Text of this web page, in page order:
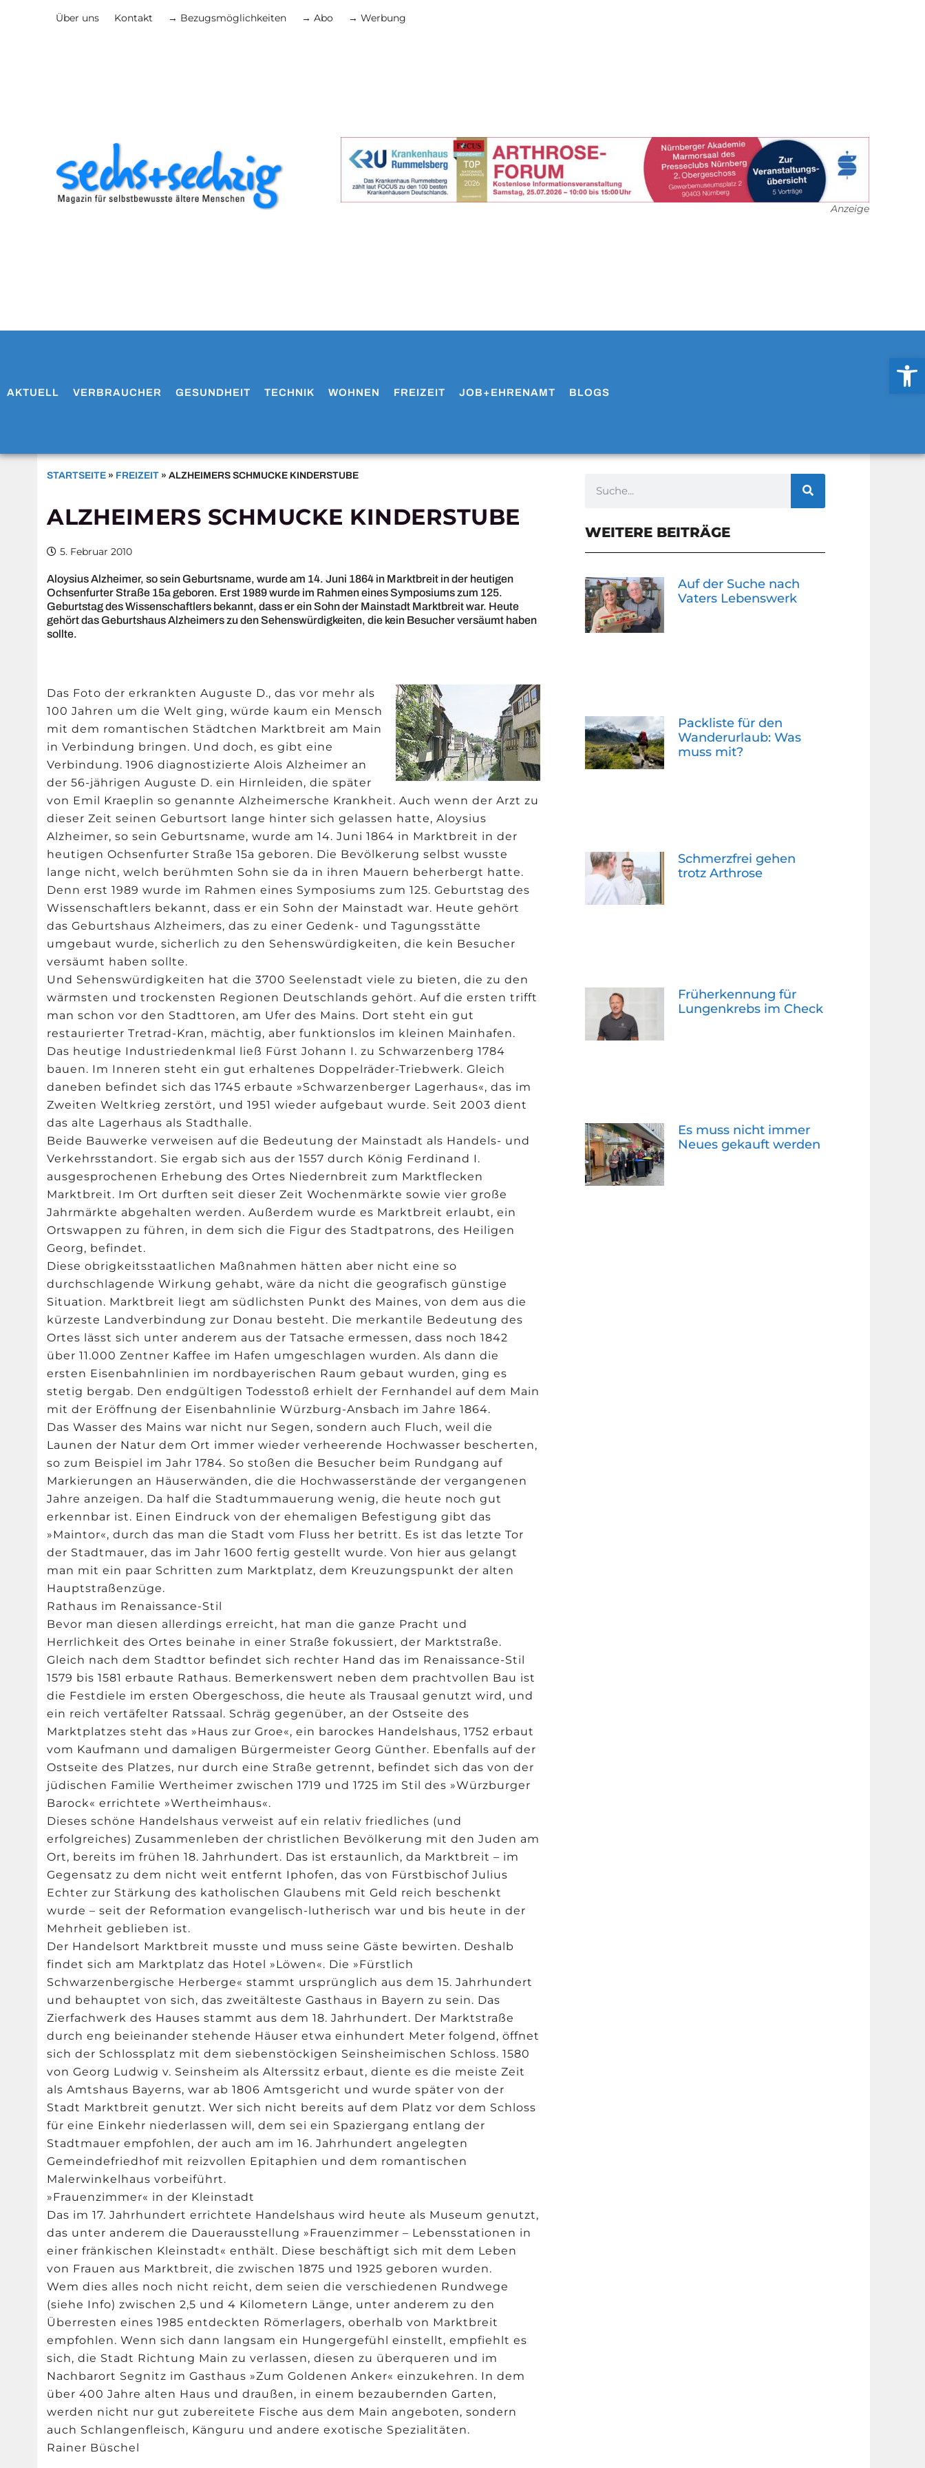
Über uns Kontakt → Bezugsmöglichkeiten → Abo → Werbung
Anzeige
AKTUELL VERBRAUCHER GESUNDHEIT TECHNIK WOHNEN FREIZEIT JOB+EHRENAMT BLOGS
STARTSEITE » FREIZEIT »ALZHEIMERS SCHMUCKE KINDERSTUBE
ALZHEIMERS SCHMUCKE KINDERSTUBE
5. Februar 2010
Aloysius Alzheimer, so sein Geburtsname, wurde am 14. Juni 1864 in Marktbreit in der heutigen
Ochsenfurter Straße 15a geboren. Erst 1989 wurde im Rahmen eines Symposiums zum 125.
Geburtstag des Wissenschaftlers bekannt, dass er ein Sohn der Mainstadt Marktbreit war. Heute
gehört das Geburtshaus Alzheimers zu den Sehenswürdigkeiten, die kein Besucher versäumt haben
sollte.
Das Foto der erkrankten Auguste D., das vor mehr als
100 Jahren um die Welt ging, würde kaum ein Mensch
mit dem romantischen Städtchen Marktbreit am Main
in Verbindung bringen. Und doch, es gibt eine
Verbindung. 1906 diagnostizierte Alois Alzheimer an
der 56-jährigen Auguste D. ein Hirnleiden, die später
von Emil Kraeplin so genannte Alzheimersche Krankheit. Auch wenn der Arzt zu
dieser Zeit seinen Geburtsort lange hinter sich gelassen hatte, Aloysius
Alzheimer, so sein Geburtsname, wurde am 14. Juni 1864 in Marktbreit in der
heutigen Ochsenfurter Straße 15a geboren. Die Bevölkerung selbst wusste
lange nicht, welch berühmten Sohn sie da in ihren Mauern beherbergt hatte.
Denn erst 1989 wurde im Rahmen eines Symposiums zum 125. Geburtstag des
Wissenschaftlers bekannt, dass er ein Sohn der Mainstadt war. Heute gehört
das Geburtshaus Alzheimers, das zu einer Gedenk- und Tagungsstätte
umgebaut wurde, sicherlich zu den Sehenswürdigkeiten, die kein Besucher
versäumt haben sollte.
Und Sehenswürdigkeiten hat die 3700 Seelenstadt viele zu bieten, die zu den
wärmsten und trockensten Regionen Deutschlands gehört. Auf die ersten trifft
man schon vor den Stadttoren, am Ufer des Mains. Dort steht ein gut
restaurierter Tretrad-Kran, mächtig, aber funktionslos im kleinen Mainhafen.
Das heutige Industriedenkmal ließ Fürst Johann I. zu Schwarzenberg 1784
bauen. Im Inneren steht ein gut erhaltenes Doppelräder-Triebwerk. Gleich
daneben befindet sich das 1745 erbaute »Schwarzenberger Lagerhaus«, das im
Zweiten Weltkrieg zerstört, und 1951 wieder aufgebaut wurde. Seit 2003 dient
das alte Lagerhaus als Stadthalle.
Beide Bauwerke verweisen auf die Bedeutung der Mainstadt als Handels- und
Verkehrsstandort. Sie ergab sich aus der 1557 durch König Ferdinand I.
ausgesprochenen Erhebung des Ortes Niedernbreit zum Marktflecken
Marktbreit. Im Ort durften seit dieser Zeit Wochenmärkte sowie vier große
Jahrmärkte abgehalten werden. Außerdem wurde es Marktbreit erlaubt, ein
Ortswappen zu führen, in dem sich die Figur des Stadtpatrons, des Heiligen
Georg, befindet.
Diese obrigkeitsstaatlichen Maßnahmen hätten aber nicht eine so
durchschlagende Wirkung gehabt, wäre da nicht die geografisch günstige
Situation. Marktbreit liegt am südlichsten Punkt des Maines, von dem aus die
kürzeste Landverbindung zur Donau besteht. Die merkantile Bedeutung des
Ortes lässt sich unter anderem aus der Tatsache ermessen, dass noch 1842
über 11.000 Zentner Kaffee im Hafen umgeschlagen wurden. Als dann die
ersten Eisenbahnlinien im nordbayerischen Raum gebaut wurden, ging es
stetig bergab. Den endgültigen Todesstoß erhielt der Fernhandel auf dem Main
mit der Eröffnung der Eisenbahnlinie Würzburg-Ansbach im Jahre 1864.
Das Wasser des Mains war nicht nur Segen, sondern auch Fluch, weil die
Launen der Natur dem Ort immer wieder verheerende Hochwasser bescherten,
so zum Beispiel im Jahr 1784. So stoßen die Besucher beim Rundgang auf
Markierungen an Häuserwänden, die die Hochwasserstände der vergangenen
Jahre anzeigen. Da half die Stadtummauerung wenig, die heute noch gut
erkennbar ist. Einen Eindruck von der ehemaligen Befestigung gibt das
»Maintor«, durch das man die Stadt vom Fluss her betritt. Es ist das letzte Tor
der Stadtmauer, das im Jahr 1600 fertig gestellt wurde. Von hier aus gelangt
man mit ein paar Schritten zum Marktplatz, dem Kreuzungspunkt der alten
Hauptstraßenzüge.
Rathaus im Renaissance-Stil
Bevor man diesen allerdings erreicht, hat man die ganze Pracht und
Herrlichkeit des Ortes beinahe in einer Straße fokussiert, der Marktstraße.
Gleich nach dem Stadttor befindet sich rechter Hand das im Renaissance-Stil
1579 bis 1581 erbaute Rathaus. Bemerkenswert neben dem prachtvollen Bau ist
die Festdiele im ersten Obergeschoss, die heute als Trausaal genutzt wird, und
ein reich vertäfelter Ratssaal. Schräg gegenüber, an der Ostseite des
Marktplatzes steht das »Haus zur Groe«, ein barockes Handelshaus, 1752 erbaut
vom Kaufmann und damaligen Bürgermeister Georg Günther. Ebenfalls auf der
Ostseite des Platzes, nur durch eine Straße getrennt, befindet sich das von der
jüdischen Familie Wertheimer zwischen 1719 und 1725 im Stil des »Würzburger
Barock« errichtete »Wertheimhaus«.
Dieses schöne Handelshaus verweist auf ein relativ friedliches (und
erfolgreiches) Zusammenleben der christlichen Bevölkerung mit den Juden am
Ort, bereits im frühen 18. Jahrhundert. Das ist erstaunlich, da Marktbreit – im
Gegensatz zu dem nicht weit entfernt Iphofen, das von Fürstbischof Julius
Echter zur Stärkung des katholischen Glaubens mit Geld reich beschenkt
wurde – seit der Reformation evangelisch-lutherisch war und bis heute in der
Mehrheit geblieben ist.
Der Handelsort Marktbreit musste und muss seine Gäste bewirten. Deshalb
findet sich am Marktplatz das Hotel »Löwen«. Die »Fürstlich
Schwarzenbergische Herberge« stammt ursprünglich aus dem 15. Jahrhundert
und behauptet von sich, das zweitälteste Gasthaus in Bayern zu sein. Das
Zierfachwerk des Hauses stammt aus dem 18. Jahrhundert. Der Marktstraße
durch eng beieinander stehende Häuser etwa einhundert Meter folgend, öffnet
sich der Schlossplatz mit dem siebenstöckigen Seinsheimischen Schloss. 1580
von Georg Ludwig v. Seinsheim als Alterssitz erbaut, diente es die meiste Zeit
als Amtshaus Bayerns, war ab 1806 Amtsgericht und wurde später von der
Stadt Marktbreit genutzt. Wer sich nicht bereits auf dem Platz vor dem Schloss
für eine Einkehr niederlassen will, dem sei ein Spaziergang entlang der
Stadtmauer empfohlen, der auch am im 16. Jahrhundert angelegten
Gemeindefriedhof mit reizvollen Epitaphien und dem romantischen
Malerwinkelhaus vorbeiführt.
»Frauenzimmer« in der Kleinstadt
Das im 17. Jahrhundert errichtete Handelshaus wird heute als Museum genutzt,
das unter anderem die Dauerausstellung »Frauenzimmer – Lebensstationen in
einer fränkischen Kleinstadt« enthält. Diese beschäftigt sich mit dem Leben
von Frauen aus Marktbreit, die zwischen 1875 und 1925 geboren wurden.
Wem dies alles noch nicht reicht, dem seien die verschiedenen Rundwege
(siehe Info) zwischen 2,5 und 4 Kilometern Länge, unter anderem zu den
Überresten eines 1985 entdeckten Römerlagers, oberhalb von Marktbreit
empfohlen. Wenn sich dann langsam ein Hungergefühl einstellt, empfiehlt es
sich, die Stadt Richtung Main zu verlassen, diesen zu überqueren und im
Nachbarort Segnitz im Gasthaus »Zum Goldenen Anker« einzukehren. In dem
über 400 Jahre alten Haus und draußen, in einem bezaubernden Garten,
werden nicht nur gut zubereitete Fische aus dem Main angeboten, sondern
auch Schlangenfleisch, Känguru und andere exotische Spezialitäten.
Rainer Büschel
WEITERE BEITRÄGE
Auf der Suche nach
Vaters Lebenswerk
Packliste für den
Wanderurlaub: Was
muss mit?
Schmerzfrei gehen
trotz Arthrose
Früherkennung für
Lungenkrebs im Check
Es muss nicht immer
Neues gekauft werden